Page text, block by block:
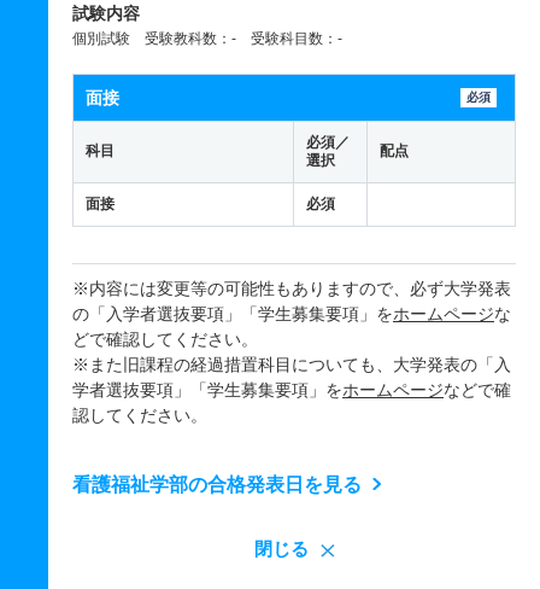
試験内容
個別試験 受験教科数：- 受験科目数：-
面接 必須
科目
必須／
選択
配点
面接 必須
※内容には変更等の可能性もありますので、必ず大学発表
の「入学者選抜要項」「学生募集要項」をホームページな
どで確認してください。
※また旧課程の経過措置科目についても、大学発表の「入
学者選抜要項」「学生募集要項」をホームページなどで確
認してください。
看護福祉学部の合格発表日を見る
閉じる